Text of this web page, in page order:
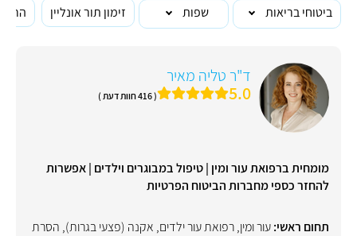
ביטוחי בריאות שפות זימון תור אונליין
ד"ר טליה מאיר
5.0 ( 416 חוות דעת )
מומחית ברפואת עור ומין | טיפול במבוגרים וילדים | אפשרות
להחזר כספי מחברות הביטוח הפרטיות
תחום ראשי:עור ומין,רפואת עור ילדים, אקנה (פצעי בגרות), הסרת